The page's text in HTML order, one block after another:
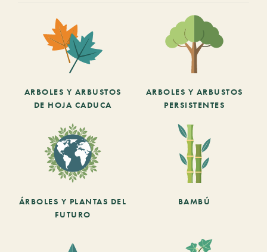
ARBOLES Y ARBUSTOS
DE HOJA CADUCA
ARBOLES Y ARBUSTOS
PERSISTENTES
ÁRBOLES Y PLANTAS DEL
FUTURO
BAMBÚ